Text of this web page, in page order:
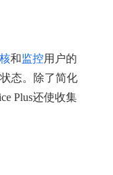
和监控用户的
态。除了简化
Plus还使收集